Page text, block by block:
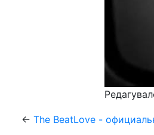
← The BeatLove -